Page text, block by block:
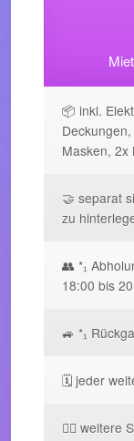
📦 inkl.
Masken, 2x
🤝 separat
zu
👥 *₁
18:00 bis
🚙 *₁
🗓️ jeder
🧘‍♀️ weitere